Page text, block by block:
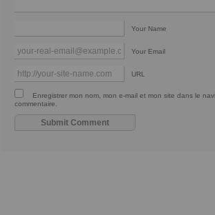
Your Name
Your Email
URL
Enregistrer mon nom, mon e-mail et mon site dans le
commentaire.